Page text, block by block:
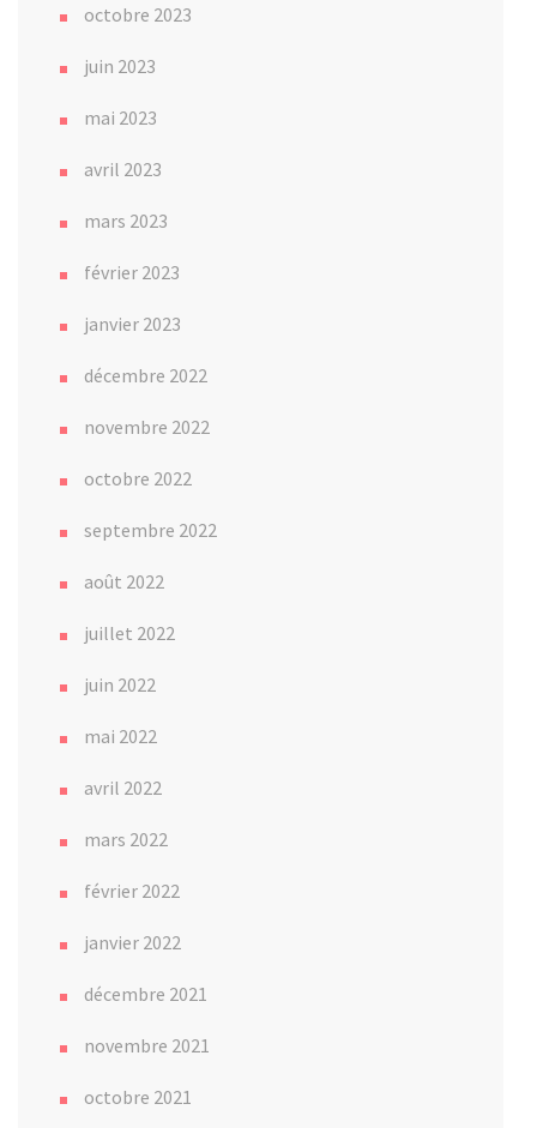
octobre 2023
juin 2023
mai 2023
avril 2023
mars 2023
février 2023
janvier 2023
décembre 2022
novembre 2022
octobre 2022
septembre 2022
août 2022
juillet 2022
juin 2022
mai 2022
avril 2022
mars 2022
février 2022
janvier 2022
décembre 2021
novembre 2021
octobre 2021